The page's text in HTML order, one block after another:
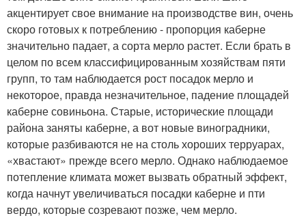
акцентирует свое внимание на производстве вин, очень
скоро готовых к потреблению - пропорция каберне
значительно падает, а сорта мерло растет. Если брать в
целом по всем классифицированным хозяйствам пяти
групп, то там наблюдается рост посадок мерло и
некоторое, правда незначительное, падение площадей
каберне совиньона. Старые, исторические площади
района заняты каберне, а вот новые виноградники,
которые разбиваются не на столь хороших терруарах,
«хвастают» прежде всего мерло. Однако наблюдаемое
потепление климата может вызвать обратный эффект,
когда начнут увеличиваться посадки каберне и пти
вердо, которые созревают позже, чем мерло.